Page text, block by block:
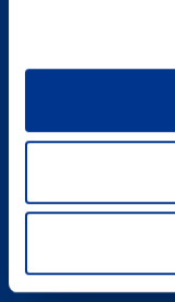
Berner Medical